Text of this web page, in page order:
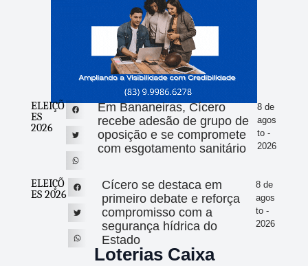
ELEIÇÕ
ES
2026
Em Bananeiras, Cícero
recebe adesão de grupo de
oposição e se compromete
com esgotamento sanitário
8 de
agos
to -
2026
ELEIÇÕ
ES 2026
Cícero se destaca em
primeiro debate e reforça
compromisso com a
segurança hídrica do
Estado
8 de
agos
to -
2026
Loterias Caixa